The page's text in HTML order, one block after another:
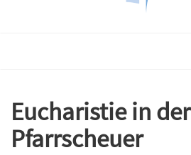
Eucharistie in der
Pfarrscheuer